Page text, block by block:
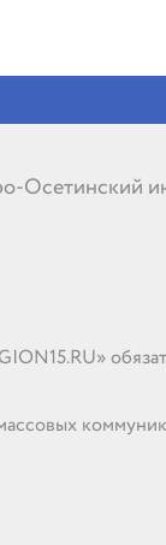
Осетинский